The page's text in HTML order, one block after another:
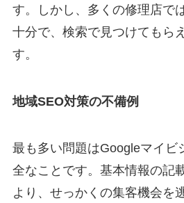
す。しかし、多くの修理店で
十分で、検索で見つけてもら
す。
地域SEO対策の不備例
最も多い問題はGoogleマイビ
全なことです。基本情報の記
より、せっかくの集客機会を